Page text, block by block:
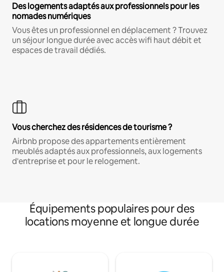
Des logements adaptés aux professionnels pour les
nomades numériques
Vous êtes un professionnel en déplacement ? Trouvez
un séjour longue durée avec accès wifi haut débit et
espaces de travail dédiés.
Vous cherchez des résidences de tourisme ?
Airbnb propose des appartements entièrement
meublés adaptés aux professionnels, aux logements
d'entreprise et pour le relogement.
Équipements populaires pour des
locations moyenne et longue durée